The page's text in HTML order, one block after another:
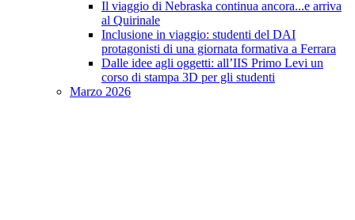
Il viaggio di Nebraska continua ancora...e arriva
al Quirinale
Inclusione in viaggio: studenti del DAI
protagonisti di una giornata formativa a Ferrara
Dalle idee agli oggetti: all’IIS Primo Levi un
corso di stampa 3D per gli studenti
Marzo 2026